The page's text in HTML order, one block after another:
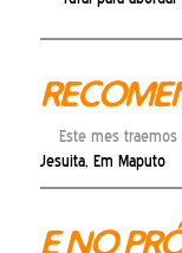
Este mes traemos
Jesuita, Em Maputo
E NO